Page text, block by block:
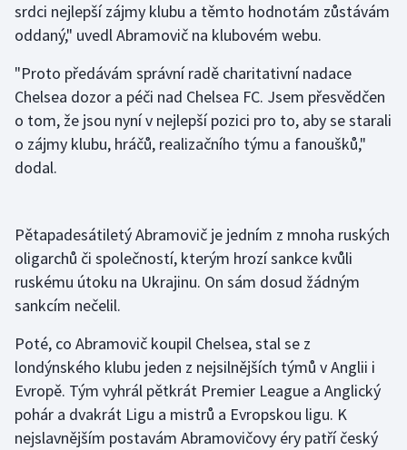
Házená
Jezdectví
Judo
Krasobruslení
Lyže a snowboard
Moderní pětiboj
Motorsport
Olympijské hry
Parasport
srdci nejlepší zájmy klubu a těmto hodnotám zůstávám
oddaný," uvedl Abramovič na klubovém webu.
"Proto předávám správní radě charitativní nadace
Chelsea dozor a péči nad Chelsea FC. Jsem přesvědčen
o tom, že jsou nyní v nejlepší pozici pro to, aby se starali
o zájmy klubu, hráčů, realizačního týmu a fanoušků,"
dodal.
Pětapadesátiletý Abramovič je jedním z mnoha ruských
oligarchů či společností, kterým hrozí sankce kvůli
ruskému útoku na Ukrajinu. On sám dosud žádným
sankcím nečelil.
Poté, co Abramovič koupil Chelsea, stal se z
londýnského klubu jeden z nejsilnějších týmů v Anglii i
Evropě. Tým vyhrál pětkrát Premier League a Anglický
pohár a dvakrát Ligu a mistrů a Evropskou ligu. K
nejslavnějším postavám Abramovičovy éry patří český